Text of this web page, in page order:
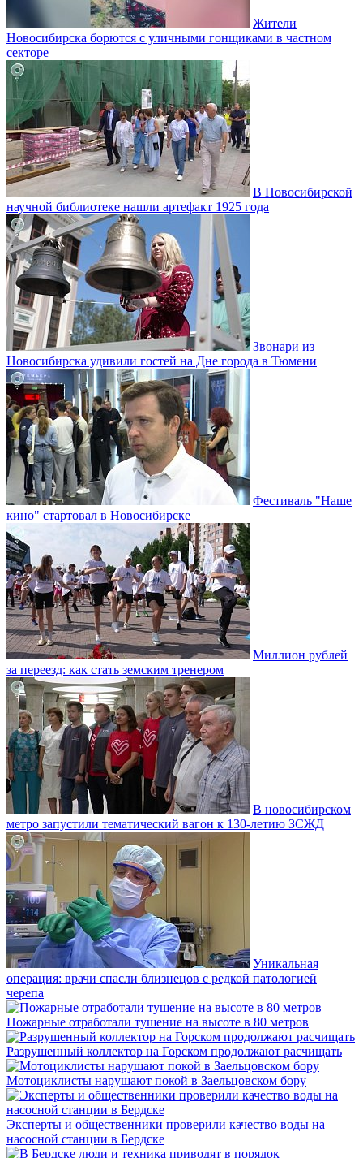
Жители
Новосибирска борются с уличными гонщиками в частном
секторе
В Новосибирской
научной библиотеке нашли артефакт 1925 года
Звонари из
Новосибирска удивили гостей на Дне города в Тюмени
Фестиваль "Наше
кино" стартовал в Новосибирске
Миллион рублей
за переезд: как стать земским тренером
В новосибирском
метро запустили тематический вагон к 130-летию ЗСЖД
Уникальная
операция: врачи спасли близнецов с редкой патологией
черепа
Пожарные отработали тушение на высоте в 80 метров
Разрушенный коллектор на Горском продолжают расчищать
Мотоциклисты нарушают покой в Заельцовском бору
Эксперты и общественники проверили качество воды на
насосной станции в Бердске